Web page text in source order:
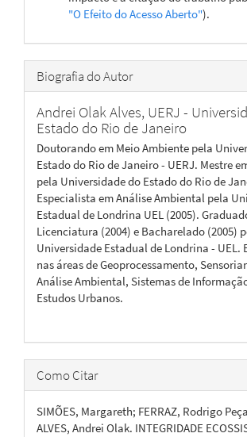
"O Efeito do Acesso Aberto").
Biografia do Autor
Andrei Olak Alves, UERJ -
Estado do Rio de Janeiro
Doutorando em Meio Ambiente pela
Estado do Rio de Janeiro - UERJ. Mestre
pela Universidade do Estado do Rio de
Especialista em Análise Ambiental pela
Estadual de Londrina UEL (2005).
Licenciatura (2004) e Bacharelado (2005)
Universidade Estadual de Londrina - UEL.
nas áreas de Geoprocessamento,
Análise Ambiental, Sistemas de
Estudos Urbanos.
Como Citar
SIMÕES, Margareth; FERRAZ, Rodrigo
ALVES, Andrei Olak. INTEGRIDADE